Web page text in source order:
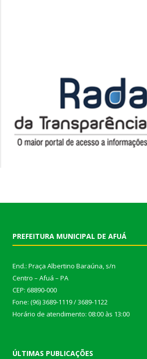
PREFEITURA MUNICIPAL DE AFUÁ
End.: Praça Albertino Baraúna, s/n
Centro – Afuá – PA
CEP: 68890-000
Fone: (96) 3689-1119 / 3689-1122
Horário de atendimento: 08:00 às 13:00
ÚLTIMAS PUBLICAÇÕES